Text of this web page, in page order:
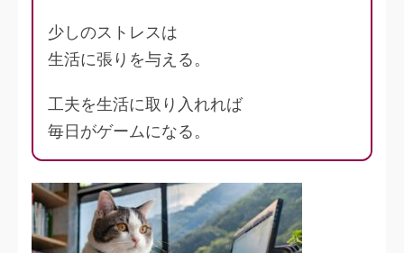
少しのストレスは
生活に張りを与える。
工夫を生活に取り入れれば
毎日がゲームになる。